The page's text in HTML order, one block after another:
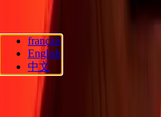
Ria Lithuania UAB. © 2026
réservés.
Préférences en matière de cookies
français
English
中文